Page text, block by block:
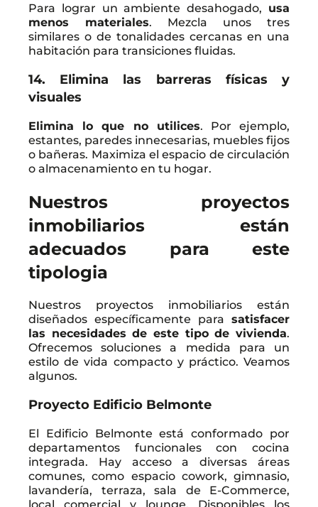
Para lograr un ambiente desahogado, usa
menos materiales. Mezcla unos tres
similares o de tonalidades cercanas en una
habitación para transiciones fluidas.
14. Elimina las barreras físicas y
visuales
Elimina lo que no utilices. Por ejemplo,
estantes, paredes innecesarias, muebles fijos
o bañeras. Maximiza el espacio de circulación
o almacenamiento en tu hogar.
Nuestros proyectos
inmobiliarios están
adecuados para este
tipologia
Nuestros proyectos inmobiliarios están
diseñados específicamente para satisfacer
las necesidades de este tipo de vivienda.
Ofrecemos soluciones a medida para un
estilo de vida compacto y práctico. Veamos
algunos.
Proyecto Edificio Belmonte
El Edificio Belmonte está conformado por
departamentos funcionales con cocina
integrada. Hay acceso a diversas áreas
comunes, como espacio cowork, gimnasio,
lavandería, terraza, sala de E-Commerce,
local comercial y lounge. Disponibles los